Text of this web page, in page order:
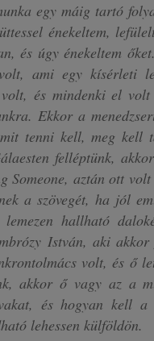
egy máig tartó
énekeltem,
és úgy énekeltem
ami egy kísérleti
és mindenki el
Ekkor a
tenni kell, meg kell
felléptünk,
Someone, aztán ott
a szövegét, ha jól
lemezen hallható
István, aki
volt, és ő
akkor ő vagy az a
és hogyan kell a
lehessen külföldön.